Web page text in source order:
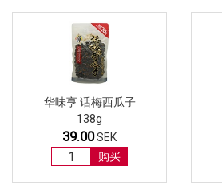
华味亨 话梅西瓜子
138g
39.00SEK
购买